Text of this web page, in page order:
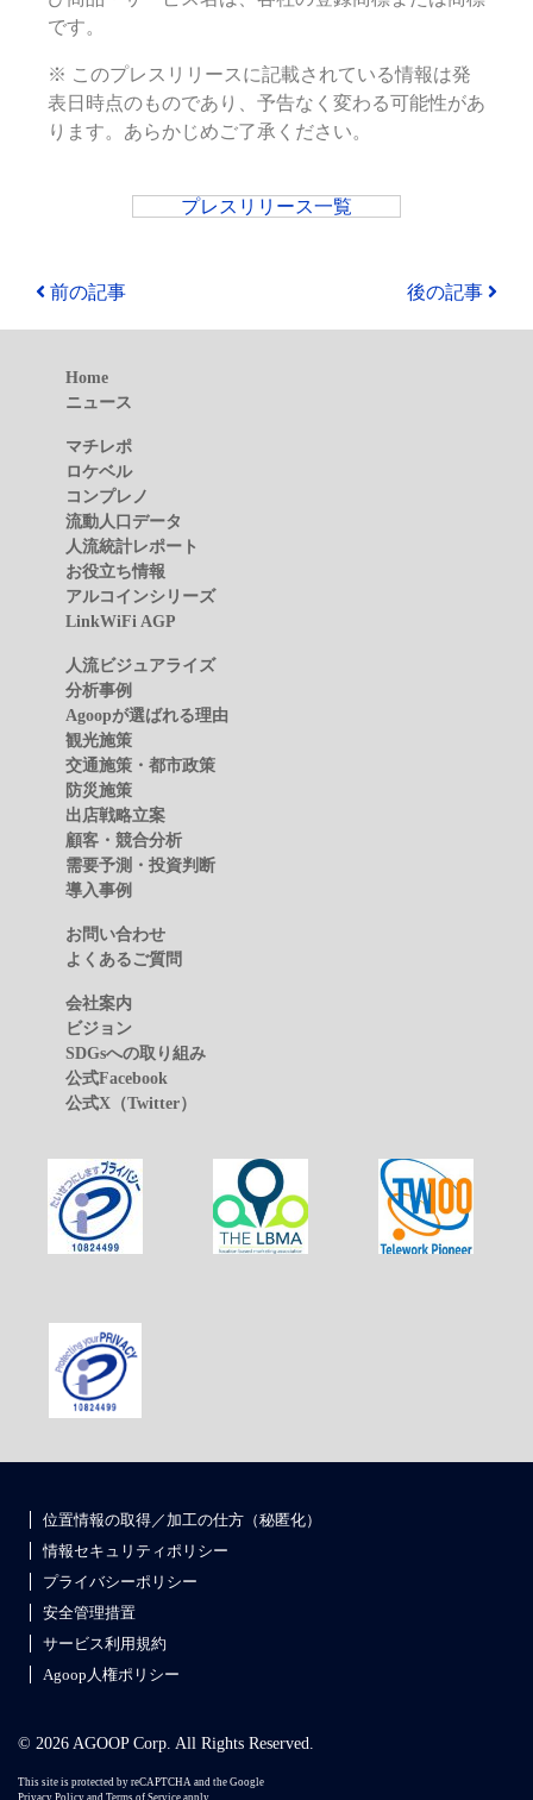
です。
※ このプレスリリースに記載されている情報は発
表日時点のものであり、予告なく変わる可能性があ
ります。あらかじめご了承ください。
プレスリリース一覧
前の記事 後の記事
Home
ニュース
マチレポ
ロケベル
コンプレノ
流動人口データ
人流統計レポート
お役立ち情報
アルコインシリーズ
LinkWiFi AGP
人流ビジュアライズ
分析事例
Agoopが選ばれる理由
観光施策
交通施策・都市政策
防災施策
出店戦略立案
顧客・競合分析
需要予測・投資判断
導入事例
お問い合わせ
よくあるご質問
会社案内
ビジョン
SDGsへの取り組み
公式Facebook
公式X（Twitter）
位置情報の取得／加工の仕方（秘匿化）
情報セキュリティポリシー
プライバシーポリシー
安全管理措置
サービス利用規約
Agoop人権ポリシー
© 2026 AGOOP Corp. All Rights Reserved.
This site is protected by reCAPTCHA and the Google